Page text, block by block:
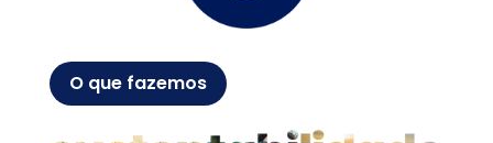
O que fazemos